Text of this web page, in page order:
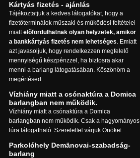
Kártyás fizetés - ajánlás
Tájékoztatjuk a kedves látogatókat, hogy a
fizetőterminálok műszaki és működési feltételei
miattelőfordulhatnak olyan helyzetek, amikor
a bankkártyás fizetés nem lehetséges. Emiatt
azt javasoljuk, hogy rendelkezzen megfelelő
mennyiségű készpénzzel, ha biztosra akar
menni a barlang látogatásában. Köszönöm a
megértésed.
Vízhiány miatt a csónaktúra a Domica
barlangban nem működik.
Vízhiány miatt a csónaktúra a Domica
barlangban nem működik. Csak a hagyományos
túra látogatható. Szeretettel várjuk Önöket.
Parkolóhely Demänovai-szabadság-
barlang